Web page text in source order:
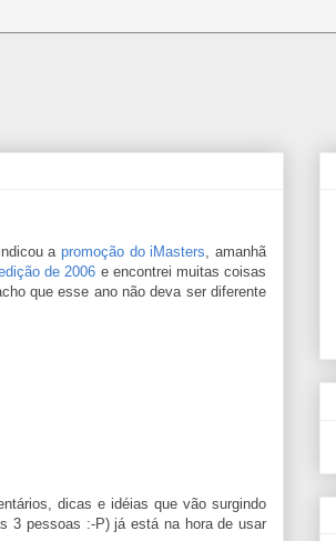
apromoção do iMasters, amanhã
de 2006 e encontrei muitas coisas
que esse ano não deva ser diferente
dicas e idéias que vão surgindo
3 pessoas :-P) já está na hora de usar